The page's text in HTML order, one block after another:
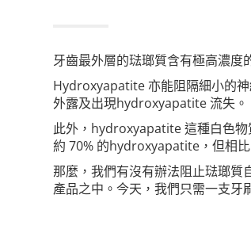
牙齒最外層的琺瑯質含有極高濃
Hydroxyapatite 亦能阻隔細小的
外露及出現hydroxyapatite 流失。
此外，hydroxyapatite 這種白色
約 70% 的hydroxyapatite，但相
那麼，我們有沒有辦法阻止琺瑯
產品之中。今天，我們只需一支牙